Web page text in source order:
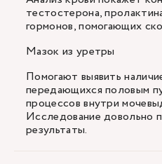
тестостерона,
гормонов, помогающих
Мазок из уретры
Помогают выявить
передающихся половым
процессов внутри
Исследование довольно
результаты.